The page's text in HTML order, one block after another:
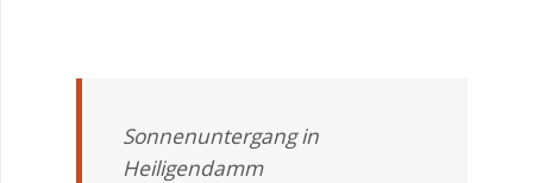
Sonnenuntergang in
Heiligendamm